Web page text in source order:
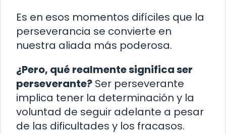
Es en esos momentos difíciles que la
perseverancia se convierte en
nuestra aliada más poderosa.
¿Pero, qué realmente significa ser
perseverante? Ser perseverante
implica tener la determinación y la
voluntad de seguir adelante a pesar
de las dificultades y los fracasos.